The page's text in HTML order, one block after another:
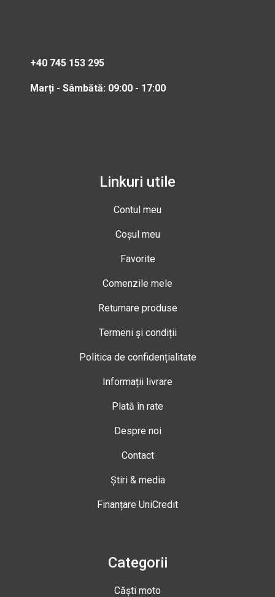
+40 745 153 295
Marți - Sâmbătă: 09:00 - 17:00
Linkuri utile
Contul meu
Coșul meu
Favorite
Comenzile mele
Returnare produse
Termeni și condiții
Politica de confidențialitate
Informații livrare
Plată în rate
Despre noi
Contact
Știri & media
Finanțare UniCredit
Categorii
Căști moto